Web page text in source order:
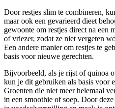
Door restjes slim te combineren,
maar ook een gevarieerd dieet
gewoonte om restjes direct na een
of vriezer, zodat ze niet vergeten
Een andere manier om restjes te
basis voor nieuwe gerechten.
Bijvoorbeeld, als je rijst of quinoa
kun je dit gebruiken als basis voor
Groenten die niet meer helemaal
in een smoothie of soep. Door